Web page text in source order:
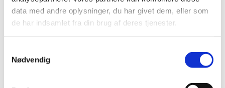
data med andre oplysninger, du har givet dem, eller som
de har indsamlet fra din brug af deres tjenester.
Nødvendig